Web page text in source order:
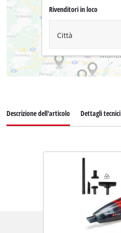
Rivenditori in loco
Città
Descrizione dell'articolo Dettagli tecnici